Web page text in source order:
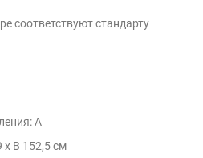
соответствуют стандарту
А
x В 152,5 см